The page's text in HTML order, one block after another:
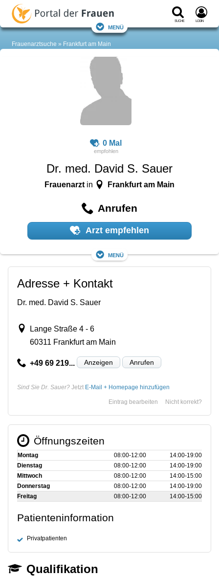
Suche Login
Menü
Frauenarztsuche Frankfurt am Main
0 Mal
Dr. med. David S. Sauer
Frauenarzt in Frankfurt am Main
Anrufen
Arzt empfehlen
Menü
Adresse + Kontakt
Dr. med. David S. Sauer
Lange Straße 4 - 6
60311 Frankfurt am Main
+49 69 219... Anzeigen Anrufen
Sind Sie Dr. Sauer? Jetzt E-Mail + Homepage hinzufügen
Nicht korrekt?
Eintrag bearbeiten
Öffnungszeiten
Montag 08:00‑12:00
14:00‑19:00
Dienstag
08:00‑12:00
14:00‑19:00
Mittwoch
08:00‑12:00
14:00‑15:00
Donnerstag
08:00‑12:00
14:00‑19:00
Freitag
08:00‑12:00 14:00‑15:00
Patienteninformation
Privatpatienten
Qualifikation